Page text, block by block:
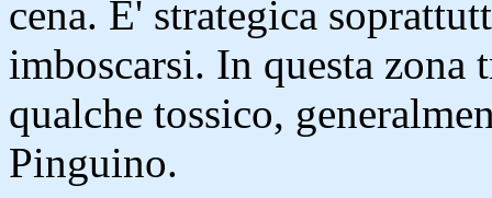
cena. E' strategica
imboscarsi. In questa
qualche tossico,
Pinguino.